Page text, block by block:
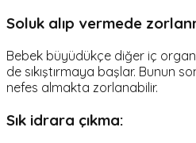
Soluk alıp vermede
Bebek büyüdükçe diğer iç
de sıkıştırmaya başlar. Bunun
nefes almakta zorlanabilir.
Sık idrara çıkma: